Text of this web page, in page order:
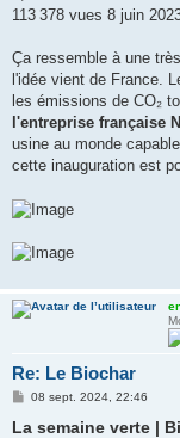
113 378 vues 8 juin
Ça ressemble à une
l'idée vient de France.
les émissions de CO₂
l'entreprise française
usine au monde
cette inauguration est
Re: Le Biochar
M
s
08 sept. 2024, 22:46
La semaine verte |